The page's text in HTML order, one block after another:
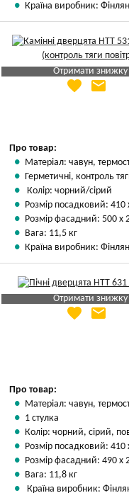
Країна виробник:
Отримати знижку
Яка Ваша ціна
favorite email
Про товар:
Матеріал: чавун,
Герметичні, контроль
Колір: чорний/сірий
Розмір посадковий:
Розмір фасадний: 500 х
Вага: 11,5 кг
Країна виробник:
Отримати знижку
Яка Ваша ціна
favorite email
Про товар:
Матеріал: чавун,
1 стулка
Колір: чорний, сірий,
Розмір посадковий:
Розмір фасадний: 490 х
Вага: 11,8 кг
Країна виробник: